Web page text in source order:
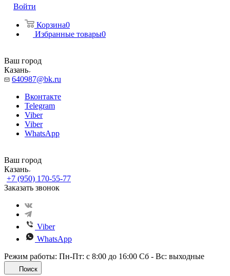
Войти
Корзина0
Избранные товары0
Ваш город
Казань
640987@bk.ru
Вконтакте
Telegram
Viber
Viber
WhatsApp
Ваш город
Казань
+7 (950) 170-55-77
Заказать звонок
Viber
WhatsApp
Режим работы: Пн-Пт: с 8:00 до 16:00 Сб - Вс: выходные
Поиск